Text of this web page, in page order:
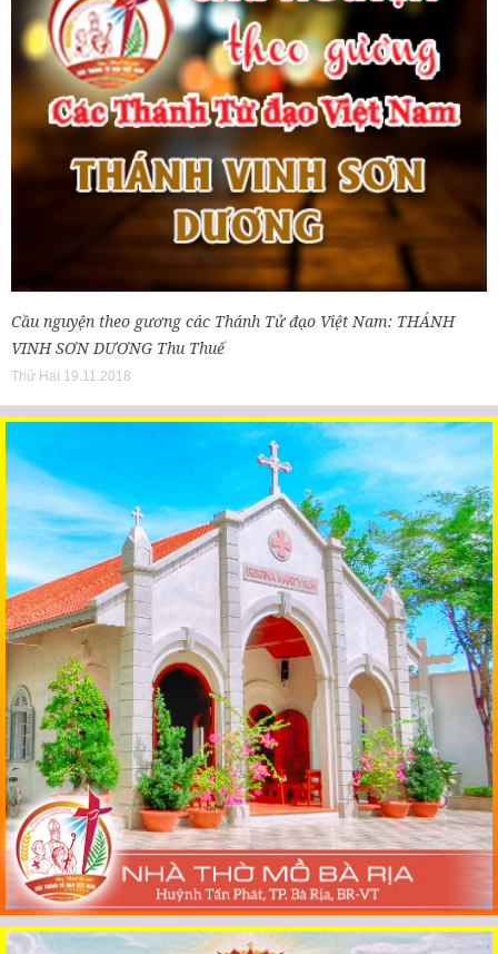
Cầu nguyện theo gương các Thánh Tử đạo Việt Nam: THÁNH
VINH SƠN DƯƠNG Thu Thuế
Thứ Hai 19.11.2018